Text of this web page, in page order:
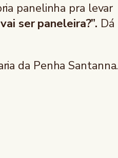
panelinha pra levar
ser paneleira?”. Dá
da Penha Santanna.